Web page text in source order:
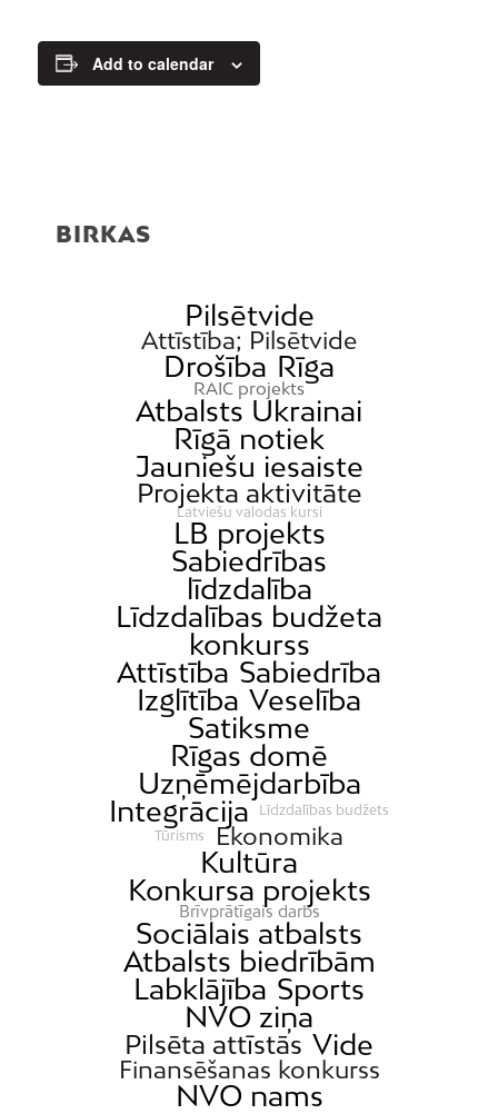
Add to calendar
BIRKAS
Pilsētvide
Attīstība; Pilsētvide
Drošība Rīga
RAIC projekts
Atbalsts Ukrainai
Rīgā notiek
Jauniešu iesaiste
Projekta aktivitāte
Latviešu valodas kursi
LB projekts
Sabiedrības
līdzdalība
Līdzdalības budžeta
konkurss
Attīstība Sabiedrība
Izglītība Veselība
Satiksme
Rīgas domē
Uzņēmējdarbība
Integrācija
Līdzdalības budžets
Tūrisms
Ekonomika
Kultūra
Konkursa projekts
Brīvprātīgais darbs
Sociālais atbalsts
Atbalsts biedrībām
Labklājība Sports
NVO ziņa
Pilsēta attīstās Vide
Finansēšanas konkurss
NVO nams